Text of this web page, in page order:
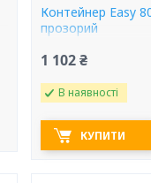
Контейнер Easy
прозорий
1 102 ₴
В наявності
КУПИТИ